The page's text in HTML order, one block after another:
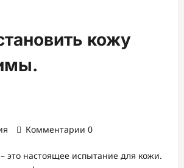
кожу
Комментарии 0
это настоящее испытание для кожи.